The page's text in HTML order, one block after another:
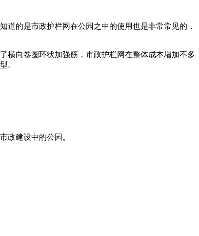
的是市政护栏网在公园之中的使用也是非常常见的，
向卷圈环状加强筋，市政护栏网在整体成本增加不多
。
政建设中的公园。